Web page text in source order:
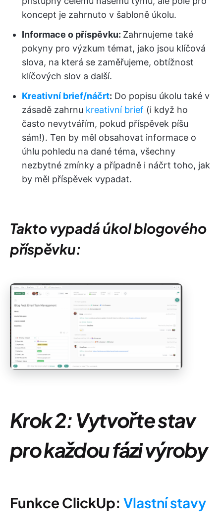
koncept je zahrnuto v šabloně úkolu.
Informace o příspěvku: Zahrnujeme také
pokyny pro výzkum témat, jako jsou klíčová
slova, na která se zaměřujeme, obtížnost
klíčových slov a další.
Kreativní brief/náčrt: Do popisu úkolu také v
zásadě zahrnu kreativní brief (i když ho
často nevytvářím, pokud příspěvek píšu
sám!). Ten by měl obsahovat informace o
úhlu pohledu na dané téma, všechny
nezbytné zmínky a případně i náčrt toho, jak
by měl příspěvek vypadat.
Takto vypadá úkol blogového
příspěvku:
Krok 2: Vytvořte stav
pro každou fázi výroby
Funkce ClickUp: Vlastní stavy